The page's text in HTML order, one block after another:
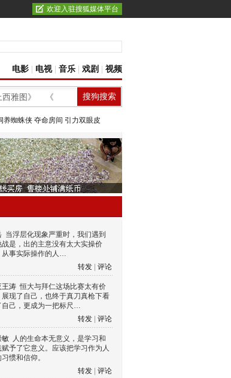
欢迎入驻搜狐媒体平台
电影 电视| 音乐 戏剧 视频
养蜘蛛侠 夺命房间 引力双眼皮
当浮层化现象严重时，我们遇到
战是，出的主意没有太大实操价
从事实际操作的人…
转发
评论
王涛 恒大与拜仁这场比赛太有价
展现了自己，也终于真刀真枪下看
自己，更成为一把标尺…
转发
评论
敏 人的生命本无意义，是学习和
赋予了它意义。应该把学习作为人
惯和信仰。
转发
评论